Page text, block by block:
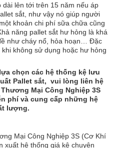
lên tới trên 15 năm nếu áp
sắt, như vậy nó giúp người
khoản chi phí sữa chữa cũng
năng pallet sắt hư hỏng là khá
như cháy nổ, hỏa hoạn… Đặc
không sử dụng hoặc hư hỏng
chọn các hệ thống kệ lưu
Pallet sắt, vui lòng liên hệ
Mại Công Nghiệp 3S
phí và cung cấp những hệ
lượng.
Mại Công Nghiệp 3S (Cơ Khí
xuất hệ thống giá kệ chuyên